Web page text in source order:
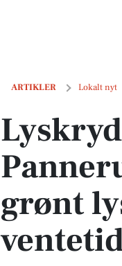
ARTIKLER Lokalt nyt
Lyskryds ved
grønt